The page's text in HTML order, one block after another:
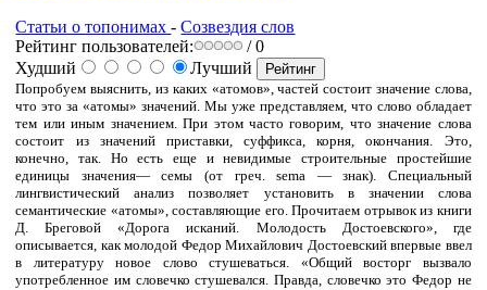
Статьи о топонимах-Созвездия слов
Рейтинг пользователей:
/ 0
Худший
Лучший
Попробуем выяснить, из каких «атомов», частей состоит значение слова,
что это за «атомы» значений. Мы уже представляем, что слово обладает
тем или иным значением. При этом часто говорим, что значение слова
состоит из значений приставки, суффикса, корня, окончания. Это,
конечно, так. Но есть еще и невидимые строительные простейшие
единицы значения— семы (от греч. sema — знак). Специальный
лингвистический анализ позволяет установить в значении слова
семантические «атомы», составляющие его. Прочитаем отрывок из книги
Д. Бреговой «Дорога исканий. Молодость Достоевского», где
описывается, как молодой Федор Михайлович Достоевский впервые ввел
в литературу новое слово стушеваться. «Общий восторг вызвало
употребленное им словечко стушевался. Правда, словечко это Федор не